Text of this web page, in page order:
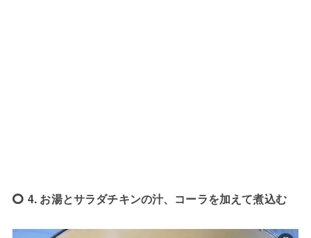
4. お湯とサラダチキンの汁、コーラを加えて煮込む